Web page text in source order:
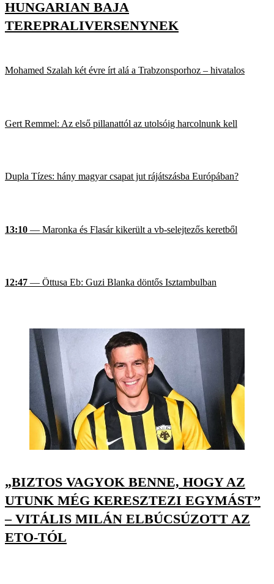
HUNGARIAN BAJA
TEREPRALIVERSENYNEK
Mohamed Szalah két évre írt alá a Trabzonsporhoz – hivatalos
Gert Remmel: Az első pillanattól az utolsóig harcolnunk kell
Dupla Tízes: hány magyar csapat jut rájátszásba Európában?
13:10 — Maronka és Flasár kikerült a vb-selejtezős keretből
12:47 — Öttusa Eb: Guzi Blanka döntős Isztambulban
„BIZTOS VAGYOK BENNE, HOGY AZ
UTUNK MÉG KERESZTEZI EGYMÁST”
– VITÁLIS MILÁN ELBÚCSÚZOTT AZ
ETO-TÓL